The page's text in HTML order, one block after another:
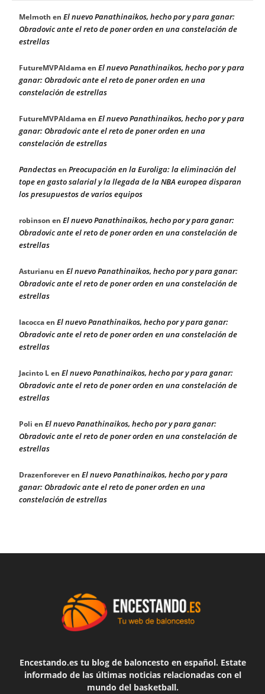
Melmoth en El nuevo Panathinaikos, hecho por y para ganar:
Obradovic ante el reto de poner orden en una constelación de
estrellas
FutureMVPAldamaen El nuevo Panathinaikos, hecho por y para
ganar: Obradovic ante el reto de poner orden en una
constelación de estrellas
FutureMVPAldamaen El nuevo Panathinaikos, hecho por y para
ganar: Obradovic ante el reto de poner orden en una
constelación de estrellas
Pandectasen Preocupación en la Euroliga: la eliminación del
tope en gasto salarial y la llegada de la NBA europea disparan
los presupuestos de varios equipos
robinson en El nuevo Panathinaikos, hecho por y para ganar:
Obradovic ante el reto de poner orden en una constelación de
estrellas
Asturianu en El nuevo Panathinaikos, hecho por y para ganar:
Obradovic ante el reto de poner orden en una constelación de
estrellas
Iacoccaen El nuevo Panathinaikos, hecho por y para ganar:
Obradovic ante el reto de poner orden en una constelación de
estrellas
Jacinto Len El nuevo Panathinaikos, hecho por y para ganar:
Obradovic ante el reto de poner orden en una constelación de
estrellas
Poli en El nuevo Panathinaikos, hecho por y para ganar:
Obradovic ante el reto de poner orden en una constelación de
estrellas
Drazenforeveren El nuevo Panathinaikos, hecho por y para
ganar: Obradovic ante el reto de poner orden en una
constelación de estrellas
Encestando.es tu blog de baloncesto en español. Estate
informado de las últimas noticias relacionadas con el
mundo del basketball.